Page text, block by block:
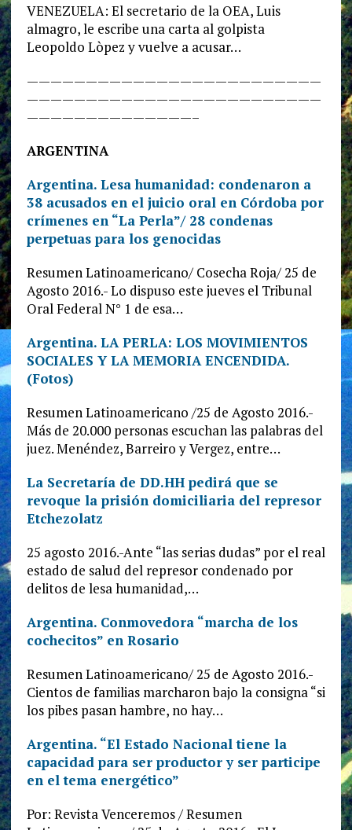
VENEZUELA: El secretario de la OEA, Luis
almagro, le escribe una carta al golpista
Leopoldo Lòpez y vuelve a acusar…
—————————————————————————
—————————————————————————
——————————————–
ARGENTINA
Argentina. Lesa humanidad: condenaron a
38 acusados en el juicio oral en Córdoba por
crímenes en “La Perla”/ 28 condenas
perpetuas para los genocidas
Resumen Latinoamericano/ Cosecha Roja/ 25 de
Agosto 2016.- Lo dispuso este jueves el Tribunal
Oral Federal N° 1 de esa…
Argentina. LA PERLA: LOS MOVIMIENTOS
SOCIALES Y LA MEMORIA ENCENDIDA.
(Fotos)
Resumen Latinoamericano /25 de Agosto 2016.-
Más de 20.000 personas escuchan las palabras del
juez. Menéndez, Barreiro y Vergez, entre…
La Secretaría de DD.HH pedirá que se
revoque la prisión domiciliaria del represor
Etchezolatz
25 agosto 2016.-Ante “las serias dudas” por el real
estado de salud del represor condenado por
delitos de lesa humanidad,…
Argentina. Conmovedora “marcha de los
cochecitos” en Rosario
Resumen Latinoamericano/ 25 de Agosto 2016.-
Cientos de familias marcharon bajo la consigna “si
los pibes pasan hambre, no hay…
Argentina. “El Estado Nacional tiene la
capacidad para ser productor y ser participe
en el tema energético”
Por: Revista Venceremos / Resumen